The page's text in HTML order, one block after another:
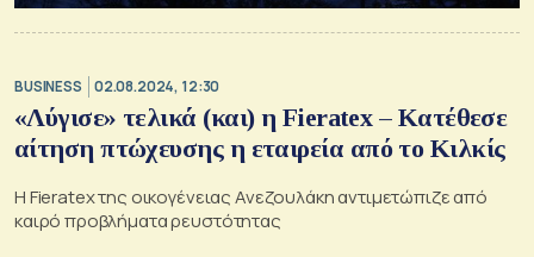
BUSINESS 02.08.2024, 12:30
«Λύγισε» τελικά (και) η Fieratex – Κατέθεσε
αίτηση πτώχευσης η εταιρεία από το Κιλκίς
Η Fieratex της οικογένειας Ανεζουλάκη αντιμετώπιζε από
καιρό προβλήματα ρευστότητας